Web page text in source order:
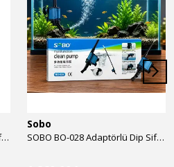
SOBO BO-058 Adaptörlü Dip Sifonu 2000 Lth 32 W
Sobo
SOBO BO-028 Adaptörlü Dip Sifonu 1700 Lth 28 W